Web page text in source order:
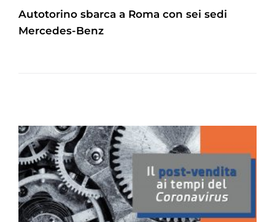
Autotorino sbarca a Roma con sei sedi
Mercedes-Benz